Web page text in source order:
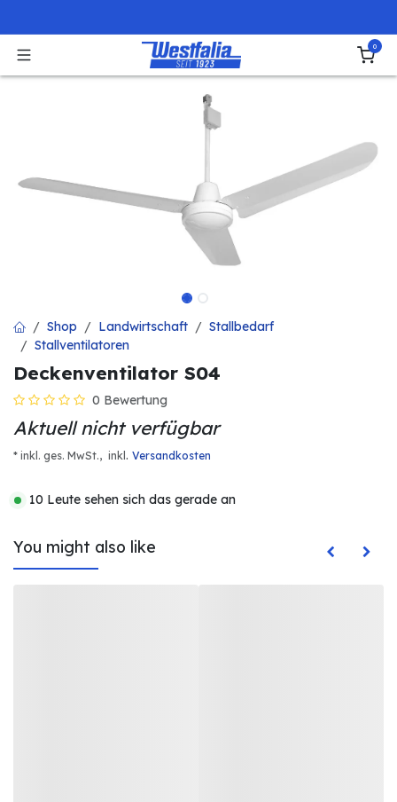
0
Shop Landwirtschaft
Stallbedarf
Stallventilatoren
Deckenventilator S04
0 Bewertung
Aktuell nicht verfügbar
* inkl. ges. MwSt., inkl . Versandkosten
10 Leute sehen sich das gerade an
You might also like